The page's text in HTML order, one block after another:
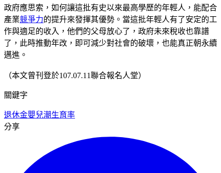
政府應思索，如何讓這批有史以來最高學歷的年輕人，能配合
產業競爭力的提升來發揮其優勢。當這批年輕人有了安定的工
作與適足的收入，他們的父母放心了，政府未來稅收也靠譜
了，此時推動年改，即可減少對社會的破壞，也能真正朝永續
邁進。
（本文曾刊登於107.07.11聯合報名人堂）
關鍵字
退休金嬰兒潮生育率
分享